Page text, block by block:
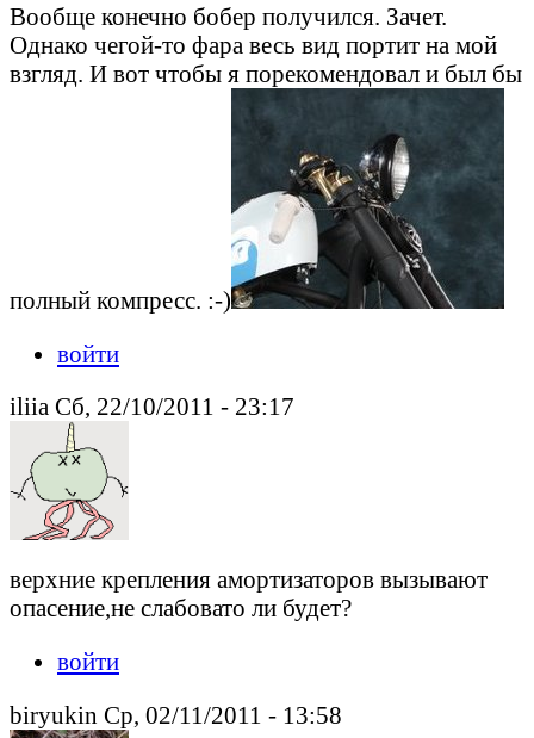
Вообще конечно бобер получился. Зачет.
Однако чегой-то фара весь вид портит на мой
взгляд. И вот чтобы я порекомендовал и был бы
полный компресс. :-)
войти
iliia Сб, 22/10/2011 - 23:17
верхние крепления амортизаторов вызывают
опасение,не слабовато ли будет?
войти
biryukin Ср, 02/11/2011 - 13:58